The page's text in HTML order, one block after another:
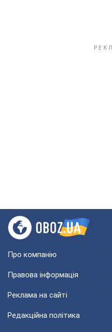
Про компанію
Правова інформація
Реклама на сайті
Редакційна політика